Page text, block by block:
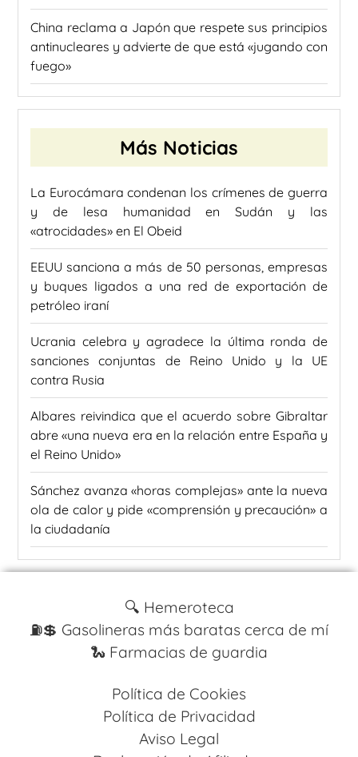
China reclama a Japón que respete sus principios
antinucleares y advierte de que está «jugando con
fuego»
Más Noticias
La Eurocámara condenan los crímenes de guerra
y de lesa humanidad en Sudán y las
«atrocidades» en El Obeid
EEUU sanciona a más de 50 personas, empresas
y buques ligados a una red de exportación de
petróleo iraní
Ucrania celebra y agradece la última ronda de
sanciones conjuntas de Reino Unido y la UE
contra Rusia
Albares reivindica que el acuerdo sobre Gibraltar
abre «una nueva era en la relación entre España y
el Reino Unido»
Sánchez avanza «horas complejas» ante la nueva
ola de calor y pide «comprensión y precaución» a
la ciudadanía
🔍 Hemeroteca
⛽️💲 Gasolineras más baratas cerca de mí
🐍 Farmacias de guardia
Política de Cookies
Política de Privacidad
Aviso Legal